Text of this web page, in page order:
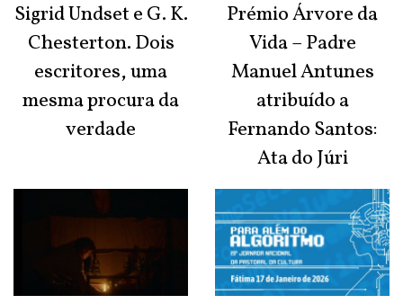
Sigrid Undset e G. K.
Chesterton. Dois
escritores, uma
mesma procura da
verdade
Prémio Árvore da
Vida – Padre
Manuel Antunes
atribuído a
Fernando Santos:
Ata do Júri